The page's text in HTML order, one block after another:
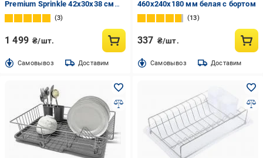
Premium Sprinkle 42х30х38 см
BT063
3
1 499 ₴/шт.
Cамовывоз Доставим
460x240x180 мм белая с бортом
13
337 ₴/шт.
Cамовывоз Доставим